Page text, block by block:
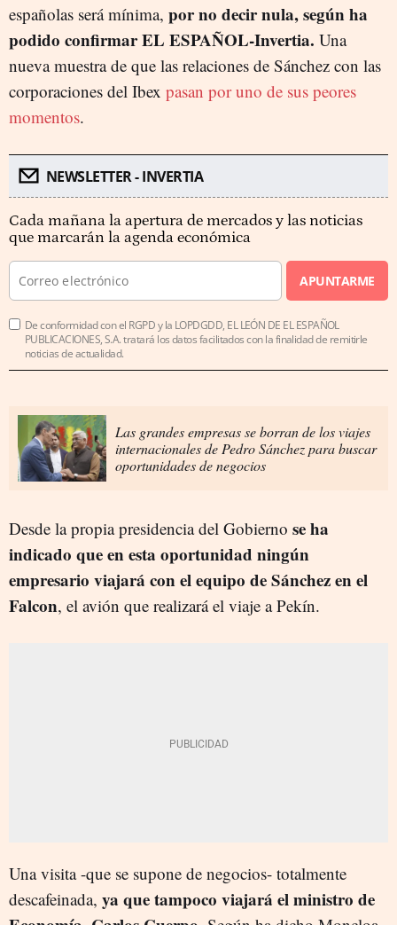
españolas será mínima, por no decir nula, según ha
podido confirmar EL ESPAÑOL-Invertia. Una
nueva muestra de que las relaciones de Sánchez con las
corporaciones del Ibex pasan por uno de sus peores
momentos.
NEWSLETTER - INVERTIA
Cada mañana la apertura de mercados y las noticias
que marcarán la agenda económica
APUNTARME
De conformidad con el RGPD y la LOPDGDD, EL LEÓN DE EL ESPAÑOL
PUBLICACIONES, S.A. tratará los datos facilitados con la finalidad de remitirle
noticias de actualidad.
Las grandes empresas se borran de los viajes
internacionales de Pedro Sánchez para buscar
oportunidades de negocios
Desde la propia presidencia del Gobierno se ha
indicado que en esta oportunidad ningún
empresario viajará con el equipo de Sánchez en el
Falcon, el avión que realizará el viaje a Pekín.
Una visita -que se supone de negocios- totalmente
descafeinada, ya que tampoco viajará el ministro de